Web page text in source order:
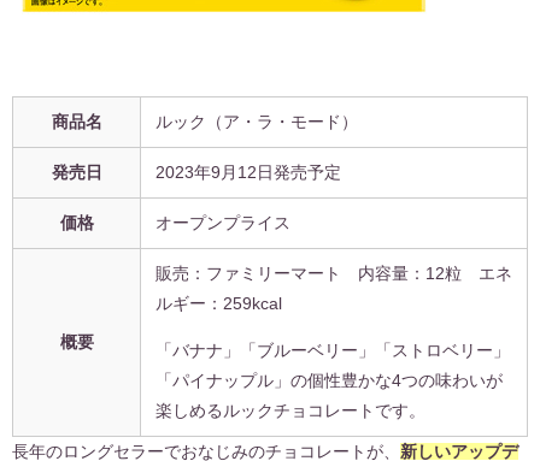
商品名 ルック（ア・ラ・モード）
発売日 2023年9月12日発売予定
価格 オープンプライス
概要
販売：ファミリーマート 内容量：12粒
エネ
ルギー： 259kcal
「バナナ」「ブルーベリー」「ストロベリー」
「パイナップル」の個性豊かな4つの味わいが
楽しめるルックチョコレートです。
長年のロングセラーでおなじみのチョコレートが、 新しいアップデ